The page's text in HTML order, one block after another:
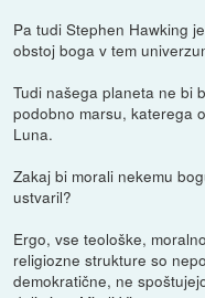
Pa tudi Stephen Hawking
obstoj boga v tem
Tudi našega planeta ne bi
podobno marsu, katerega
Luna.
Zakaj bi morali nekemu
ustvaril?
Ergo, vse teološke,
religiozne strukture so
demokratične, ne